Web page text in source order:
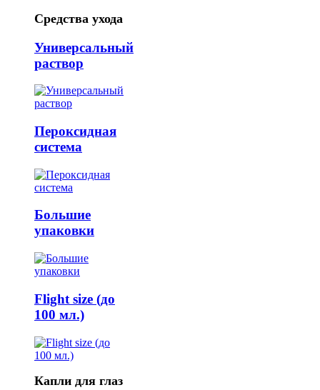
Средства ухода
Универсальный
раствор
Пероксидная
система
Большие
упаковки
Flight size (до
100 мл.)
Капли для глаз